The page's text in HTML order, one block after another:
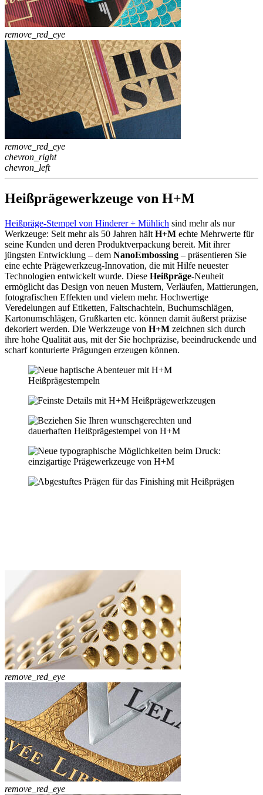
remove_red_eye
remove_red_eye
chevron_right
chevron_left
Heißprägewerkzeuge von H+M
Heißpräge-Stempel von Hinderer + Mühlich sind mehr als nur
Werkzeuge: Seit mehr als 50 Jahren hält H+M echte Mehrwerte für
seine Kunden und deren Produktverpackung bereit. Mit ihrer
jüngsten Entwicklung – dem NanoEmbossing – präsentieren Sie
eine echte Prägewerkzeug-Innovation, die mit Hilfe neuester
Technologien entwickelt wurde. Diese Heißpräge-Neuheit
ermöglicht das Design von neuen Mustern, Verläufen, Mattierungen,
fotografischen Effekten und vielem mehr. Hochwertige
Veredelungen auf Etiketten, Faltschachteln, Buchumschlägen,
Kartonumschlägen, Grußkarten etc. können damit äußerst präzise
dekoriert werden. Die Werkzeuge von H+M zeichnen sich durch
ihre hohe Qualität aus, mit der Sie hochpräzise, beeindruckende und
scharf konturierte Prägungen erzeugen können.
remove_red_eye
remove_red_eye